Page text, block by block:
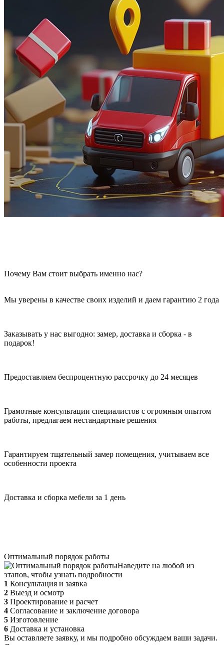
Почему Вам стоит выбрать именно нас?
Мы уверены в качестве своих изделий и даем гарантию 2 года
Заказывать у нас выгодно: замер, доставка и сборка - в
подарок!
Предоставляем беспроцентную рассрочку до 24 месяцев
Грамотные консультации специалистов с огромным опытом
работы, предлагаем нестандартные решения
Гарантируем тщательный замер помещения, учитываем все
особенности проекта
Доставка и сборка мебели за 1 день
Оптимальный порядок работы
Наведите на любой из
этапов, чтобы узнать подробности
1 Консультация и заявка
2 Выезд и осмотр
3 Проектирование и расчет
4 Согласование и заключение договора
5 Изготовление
6 Доставка и установка
Вы оставляете заявку, и мы подробно обсуждаем ваши задачи.